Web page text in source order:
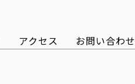
アクセス お問い合わせ